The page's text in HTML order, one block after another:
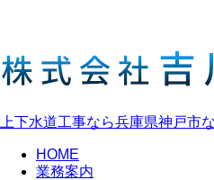
上下水道工事なら兵庫県神戸市
HOME
業務案内